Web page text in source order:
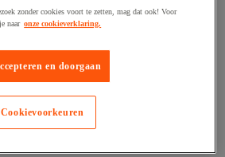
en kapelhaspel
schakelaar
gereedschapkoffer
opbergtas
en versterkte kist
zonder cookies voort te zetten, mag dat ook! Voor
naar onze cookieverklaring.
en doorgaan
Cookievoorkeuren